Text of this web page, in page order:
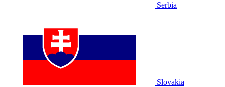
Serbia
Slovakia